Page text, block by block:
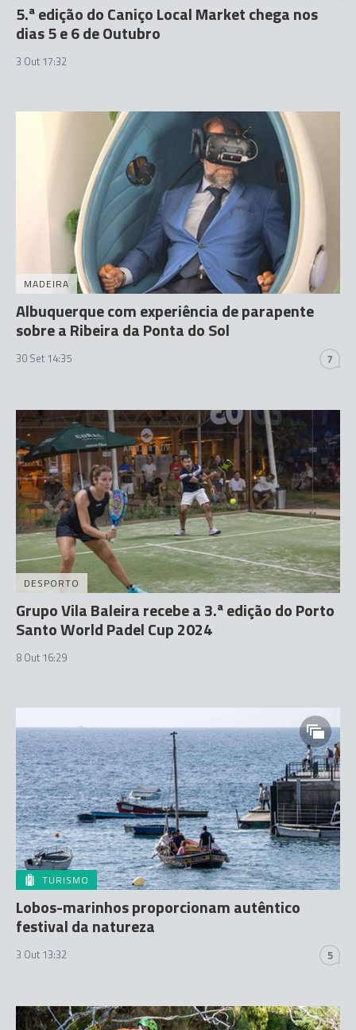
5.ª edição do Caniço Local Market chega nos
dias 5 e 6 de Outubro
3 Out 17:32
MADEIRA
Albuquerque com experiência de parapente
sobre a Ribeira da Ponta do Sol
30 Set 14:35 7
DESPORTO
Grupo Vila Baleira recebe a 3.ª edição do Porto
Santo World Padel Cup 2024
8 Out 16:29
TURISMO
Lobos-marinhos proporcionam autêntico
festival da natureza
3 Out 13:32 5